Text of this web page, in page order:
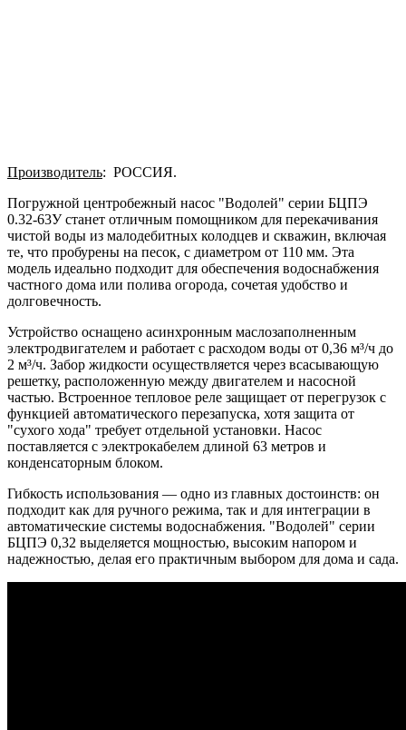
Производитель: РОССИЯ.
Погружной центробежный насос "Водолей" серии БЦПЭ
0.32-63У станет отличным помощником для перекачивания
чистой воды из малодебитных колодцев и скважин, включая
те, что пробурены на песок, с диаметром от 110 мм. Эта
модель идеально подходит для обеспечения водоснабжения
частного дома или полива огорода, сочетая удобство и
долговечность.
Устройство оснащено асинхронным маслозаполненным
электродвигателем и работает с расходом воды от 0,36 м³/ч до
2 м³/ч. Забор жидкости осуществляется через всасывающую
решетку, расположенную между двигателем и насосной
частью. Встроенное тепловое реле защищает от перегрузок с
функцией автоматического перезапуска, хотя защита от
"сухого хода" требует отдельной установки. Насос
поставляется с электрокабелем длиной 63 метров и
конденсаторным блоком.
Гибкость использования — одно из главных достоинств: он
подходит как для ручного режима, так и для интеграции в
автоматические системы водоснабжения. "Водолей" серии
БЦПЭ 0,32 выделяется мощностью, высоким напором и
надежностью, делая его практичным выбором для дома и сада.